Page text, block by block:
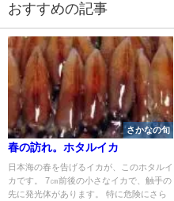
おすすめの記事
さかなの旬
春の訪れ。ホタルイカ
日本海の春を告げるイカが、このホタルイ
カです。 7㎝前後の小さなイカで、触手の
先に発光体があります。 特に危険にさら